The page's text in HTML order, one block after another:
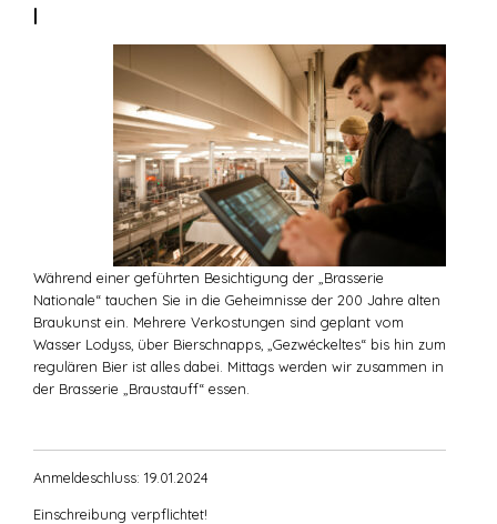
|
Während einer geführten Besichtigung der „Brasserie
Nationale“ tauchen Sie in die Geheimnisse der 200 Jahre alten
Braukunst ein. Mehrere Verkostungen sind geplant vom
Wasser Lodyss, über Bierschnapps, „Gezwéckeltes“ bis hin zum
regulären Bier ist alles dabei. Mittags werden wir zusammen in
der Brasserie „Braustauff“ essen.
Anmeldeschluss: 19.01.2024
Einschreibung verpflichtet!